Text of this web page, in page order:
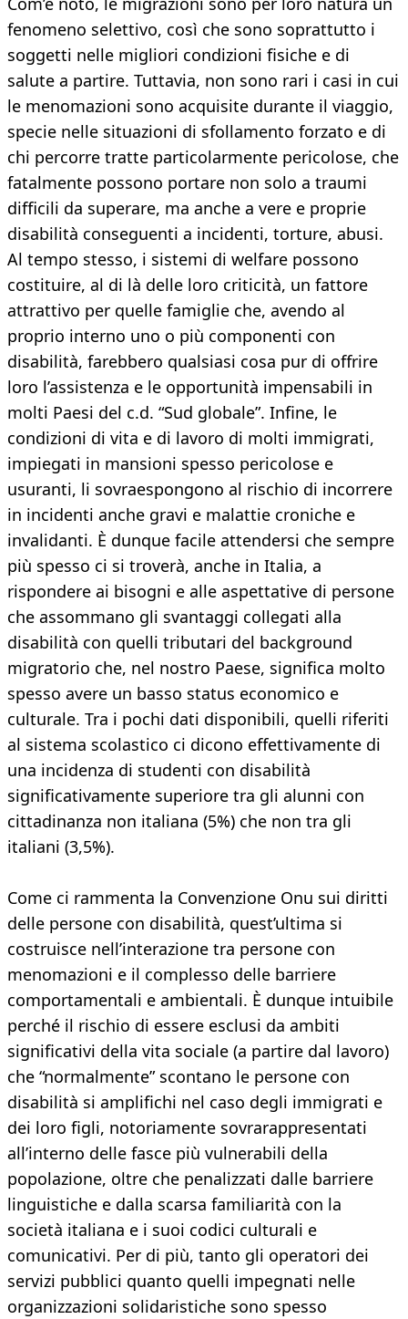
fenomeno selettivo, così che sono soprattutto i
soggetti nelle migliori condizioni fisiche e di
salute a partire. Tuttavia, non sono rari i casi in cui
le menomazioni sono acquisite durante il viaggio,
specie nelle situazioni di sfollamento forzato e di
chi percorre tratte particolarmente pericolose, che
fatalmente possono portare non solo a traumi
difficili da superare, ma anche a vere e proprie
disabilità conseguenti a incidenti, torture, abusi.
Al tempo stesso, i sistemi di welfare possono
costituire, al di là delle loro criticità, un fattore
attrattivo per quelle famiglie che, avendo al
proprio interno uno o più componenti con
disabilità, farebbero qualsiasi cosa pur di offrire
loro l’assistenza e le opportunità impensabili in
molti Paesi del c.d. “Sud globale”. Infine, le
condizioni di vita e di lavoro di molti immigrati,
impiegati in mansioni spesso pericolose e
usuranti, li sovraespongono al rischio di incorrere
in incidenti anche gravi e malattie croniche e
invalidanti. È dunque facile attendersi che sempre
più spesso ci si troverà, anche in Italia, a
rispondere ai bisogni e alle aspettative di persone
che assommano gli svantaggi collegati alla
disabilità con quelli tributari del background
migratorio che, nel nostro Paese, significa molto
spesso avere un basso status economico e
culturale. Tra i pochi dati disponibili, quelli riferiti
al sistema scolastico ci dicono effettivamente di
una incidenza di studenti con disabilità
significativamente superiore tra gli alunni con
cittadinanza non italiana (5%) che non tra gli
italiani (3,5%).
Come ci rammenta la Convenzione Onu sui diritti
delle persone con disabilità, quest’ultima si
costruisce nell’interazione tra persone con
menomazioni e il complesso delle barriere
comportamentali e ambientali. È dunque intuibile
perché il rischio di essere esclusi da ambiti
significativi della vita sociale (a partire dal lavoro)
che “normalmente” scontano le persone con
disabilità si amplifichi nel caso degli immigrati e
dei loro figli, notoriamente sovrarappresentati
all’interno delle fasce più vulnerabili della
popolazione, oltre che penalizzati dalle barriere
linguistiche e dalla scarsa familiarità con la
società italiana e i suoi codici culturali e
comunicativi. Per di più, tanto gli operatori dei
servizi pubblici quanto quelli impegnati nelle
organizzazioni solidaristiche sono spesso